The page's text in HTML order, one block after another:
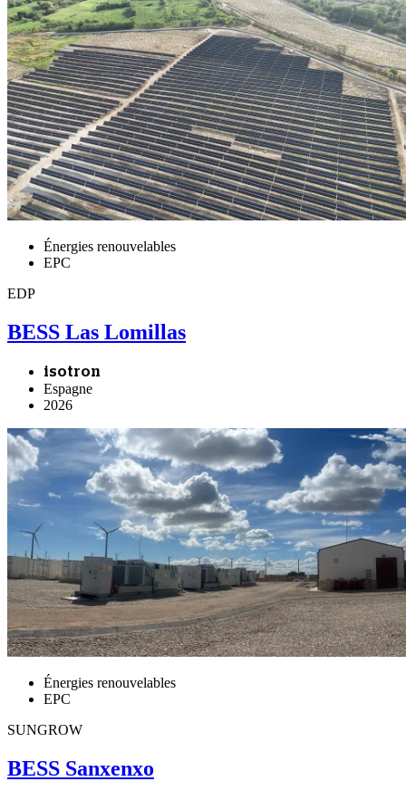
Énergies renouvelables
EPC
EDP
BESS Las Lomillas
isotron
Espagne
2026
Énergies renouvelables
EPC
SUNGROW
BESS Sanxenxo